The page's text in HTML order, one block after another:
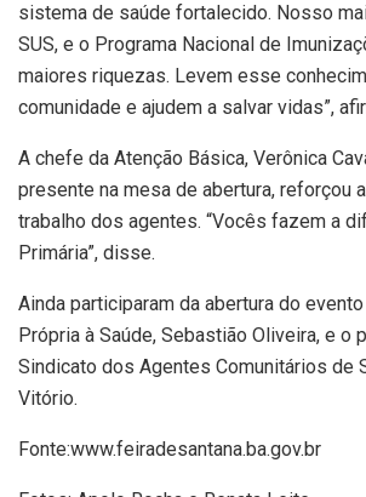
sistema de saúde fortalecido. Nosso
SUS, e o Programa Nacional de
maiores riquezas. Levem esse
comunidade e ajudem a salvar vidas”,
A chefe da Atenção Básica, Verônica
presente na mesa de abertura, reforçou
trabalho dos agentes. “Vocês fazem a
Primária”, disse.
Ainda participaram da abertura do
Própria à Saúde, Sebastião Oliveira, e o
Sindicato dos Agentes Comunitários de
Vitório.
Fonte:www.feiradesantana.ba.gov.br